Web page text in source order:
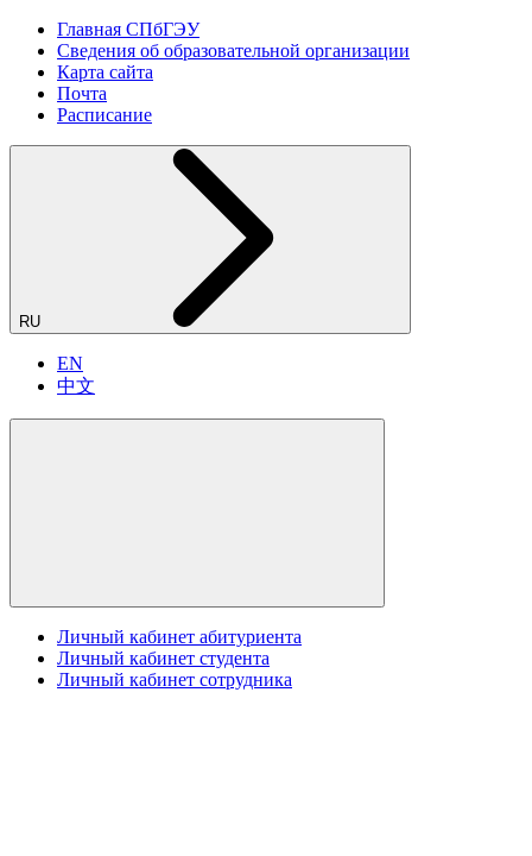
Главная СПбГЭУ
Сведения об образовательной организации
Карта сайта
Почта
Расписание
RU
EN
中文
Личный кабинет абитуриента
Личный кабинет студента
Личный кабинет сотрудника